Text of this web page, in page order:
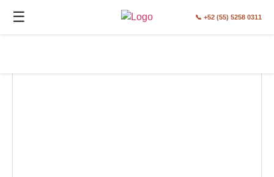
☰ 📞 +52 (55) 5258 0311